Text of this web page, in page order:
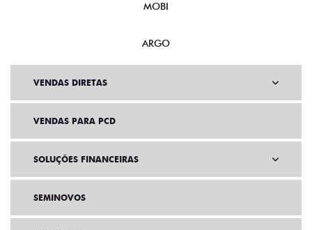
MOBI
ARGO
VENDAS DIRETAS
VENDAS PARA PCD
SOLUÇÕES FINANCEIRAS
SEMINOVOS